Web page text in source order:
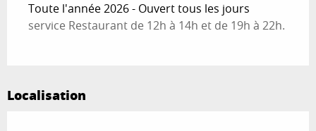
Toute l'année 2026 - Ouvert tous les jours
service Restaurant de 12h à 14h et de 19h à 22h.
Localisation